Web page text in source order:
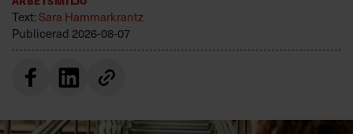
Text:Sara Hammarkrantz
Publicerad 2026-08-07